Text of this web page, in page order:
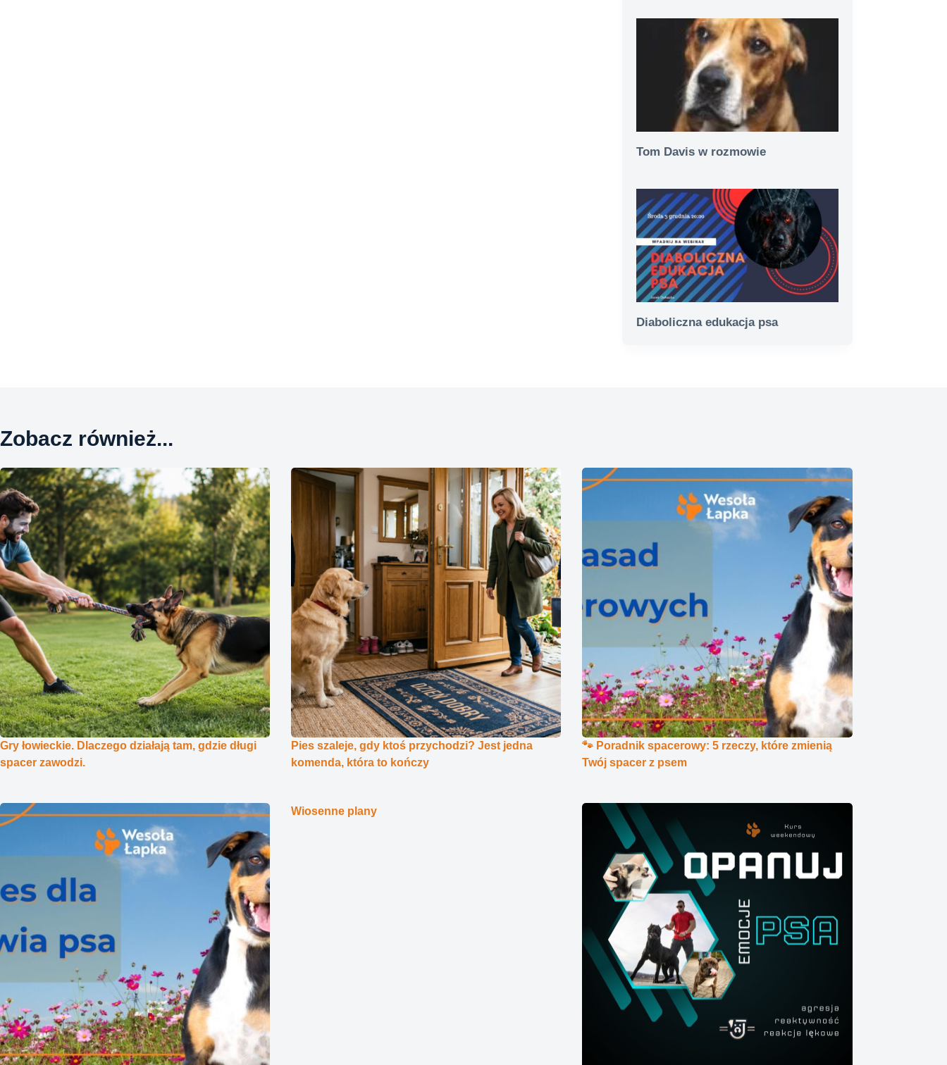
Tom Davis w rozmowie
Diaboliczna edukacja psa
Zobacz również...
Gry łowieckie. Dlaczego działają tam, gdzie długi
spacer zawodzi.
Pies szaleje, gdy ktoś przychodzi? Jest jedna
komenda, która to kończy
🐾 Poradnik spacerowy: 5 rzeczy, które zmienią
Twój spacer z psem
Wiosenne plany